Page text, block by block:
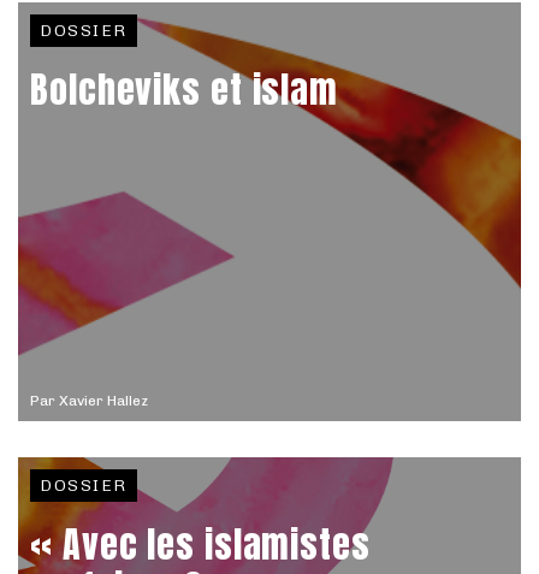
Par Xavier Hallez
DOSSIER
Bolcheviks et islam
DOSSIER
« Avec les islamistes